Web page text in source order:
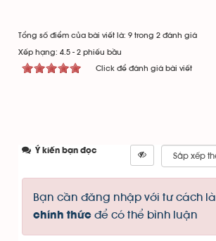
Tổng số điểm của bài viết là: 9 trong 2 đánh giá
Xếp hạng: 4.5 - 2 phiếu bầu
Click để đánh giá bài viết
Ý kiến bạn đọc
Bạn cần đăng nhập với tư cách là
chính thức để có thể bình luận